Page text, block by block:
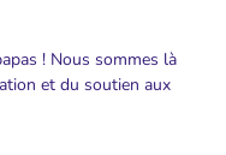
! Nous sommes là
et du soutien aux